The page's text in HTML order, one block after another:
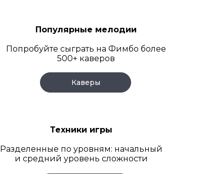
Популярные мелодии
Попробуйте сыграть на Фимбо более
500+ каверов
Каверы
Техники игры
Разделенные по уровням: начальный
и средний уровень сложности